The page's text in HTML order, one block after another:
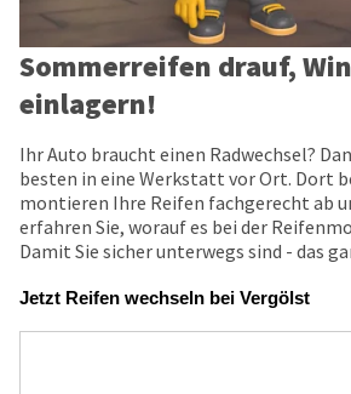
Sommerreifen drauf,
einlagern!
Ihr Auto braucht einen Radwechsel?
besten in eine Werkstatt vor Ort. Dort
montieren Ihre Reifen fachgerecht ab
erfahren Sie, worauf es bei der
Damit Sie sicher unterwegs sind - das
Jetzt Reifen wechseln bei Vergölst